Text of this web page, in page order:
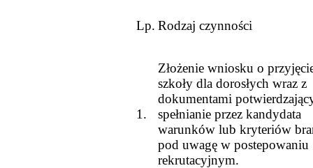
Lp. Rodzaj czynności
1.
Złożenie wniosku o
szkoły dla dorosłych wraz z
dokumentami
spełnianie przez kandydata
warunków lub kryteriów
pod uwagę w postepowaniu
rekrutacyjnym.